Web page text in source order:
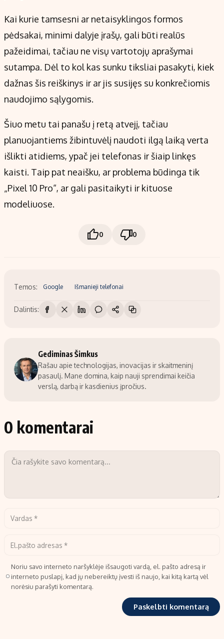
Kai kurie tamsesni ar netaisyklingos formos
pėdsakai, minimi dalyje įrašų, gali būti realūs
pažeidimai, tačiau ne visų vartotojų aprašymai
sutampa. Dėl to kol kas sunku tiksliai pasakyti, kiek
dažnas šis reiškinys ir ar jis susijęs su konkrečiomis
naudojimo sąlygomis.
Šiuo metu tai panašu į retą atvejį, tačiau
planuojantiems žibintuvėlį naudoti ilgą laiką verta
išlikti atidiems, ypač jei telefonas ir šiaip linkęs
kaisti. Taip pat neaišku, ar problema būdinga tik
„Pixel 10 Pro“, ar gali pasitaikyti ir kituose
modeliuose.
0 0
Temos: Google Išmanieji telefonai
Dalintis:
Gediminas Šimkus
Rašau apie technologijas, inovacijas ir skaitmeninį
pasaulį. Mane domina, kaip nauji sprendimai keičia
verslą, darbą ir kasdienius įpročius.
0 komentarai
Noriu savo interneto naršyklėje išsaugoti vardą, el. pašto adresą ir
interneto puslapį, kad jų nebereiktų įvesti iš naujo, kai kitą kartą vėl
norėsiu parašyti komentarą.